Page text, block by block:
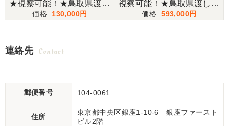
★視察可能！★鳥取県渡し
ゼノア チッパー SR65KW
現状渡し【P11165139】
130,000
視察可能！★鳥取県渡し
イセキ トラクター TM16 1
593,000
連絡先 Contact
郵便番号 104-0061
住所
東京都中央区銀座1-10-6 銀座ファースト
ビル2階